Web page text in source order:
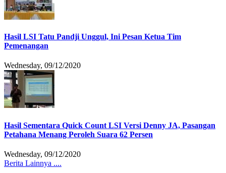
Hasil LSI Tatu Pandji Unggul, Ini Pesan Ketua Tim
Pemenangan
Wednesday, 09/12/2020
Hasil Sementara Quick Count LSI Versi Denny JA, Pasangan
Petahana Menang Peroleh Suara 62 Persen
Wednesday, 09/12/2020
Berita Lainnya ....